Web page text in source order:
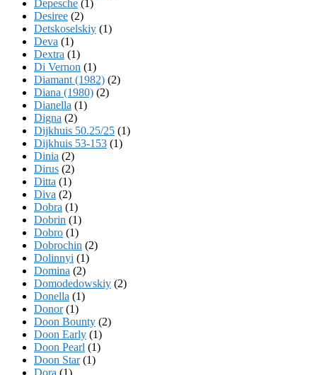
Depesche (1)
Desiree (2)
Detskoselskiy (1)
Deva (1)
Dextra (1)
Di Vernon (1)
Diamant (1982) (2)
Diana (1980) (2)
Dianella (1)
Digna (2)
Dijkhuis 50.25/25 (1)
Dijkhuis 53-153 (1)
Dinia (2)
Dirus (2)
Ditta (1)
Diva (2)
Dobra (1)
Dobrin (1)
Dobro (1)
Dobrochin (2)
Dolinnyi (1)
Domina (2)
Domodedowskiy (2)
Donella (1)
Donor(1)
Doon Bounty (2)
Doon Early (1)
Doon Pearl (1)
Doon Star(1)
Dora (1)